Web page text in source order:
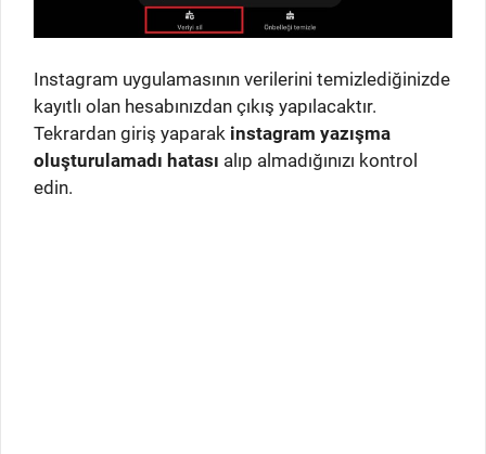
Instagram uygulamasının verilerini temizlediğinizde
kayıtlı olan hesabınızdan çıkış yapılacaktır.
Tekrardan giriş yaparak instagram yazışma
oluşturulamadı hatası alıp almadığınızı kontrol
edin.